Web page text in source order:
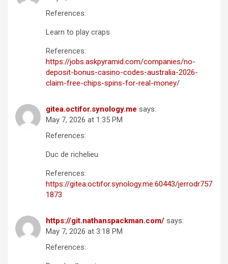
References:
Learn to play craps
References:
https://jobs.askpyramid.com/companies/no-
deposit-bonus-casino-codes-australia-2026-
claim-free-chips-spins-for-real-money/
gitea.octifor.synology.me says:
May 7, 2026 at 1:35 PM
References:
Duc de richelieu
References:
https://gitea.octifor.synology.me:60443/jerrodr757
1873
https://git.nathanspackman.com/ says:
May 7, 2026 at 3:18 PM
References: